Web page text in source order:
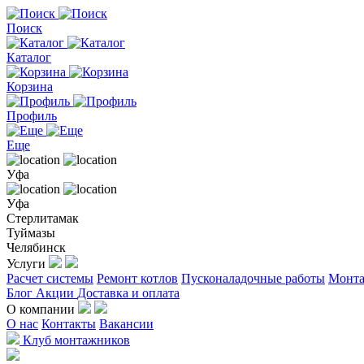
Поиск
Каталог
Корзина
Профиль
Еще
Уфа
Уфа
Стерлитамак
Туймазы
Челябинск
Услуги
Расчет системы Ремонт котлов Пусконаладочные работы
Блог Акции Доставка и оплата
О компании
О нас Контакты Вакансии
Клуб монтажников